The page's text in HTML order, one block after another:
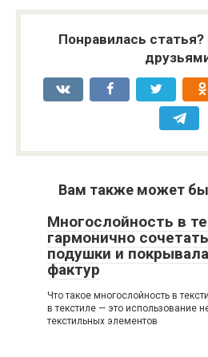
Понравилась
Вам также может
Многослойность в
гармонично
подушки и
фактур
Что такое многослойность в
в текстиле — это использование
текстильных элементов